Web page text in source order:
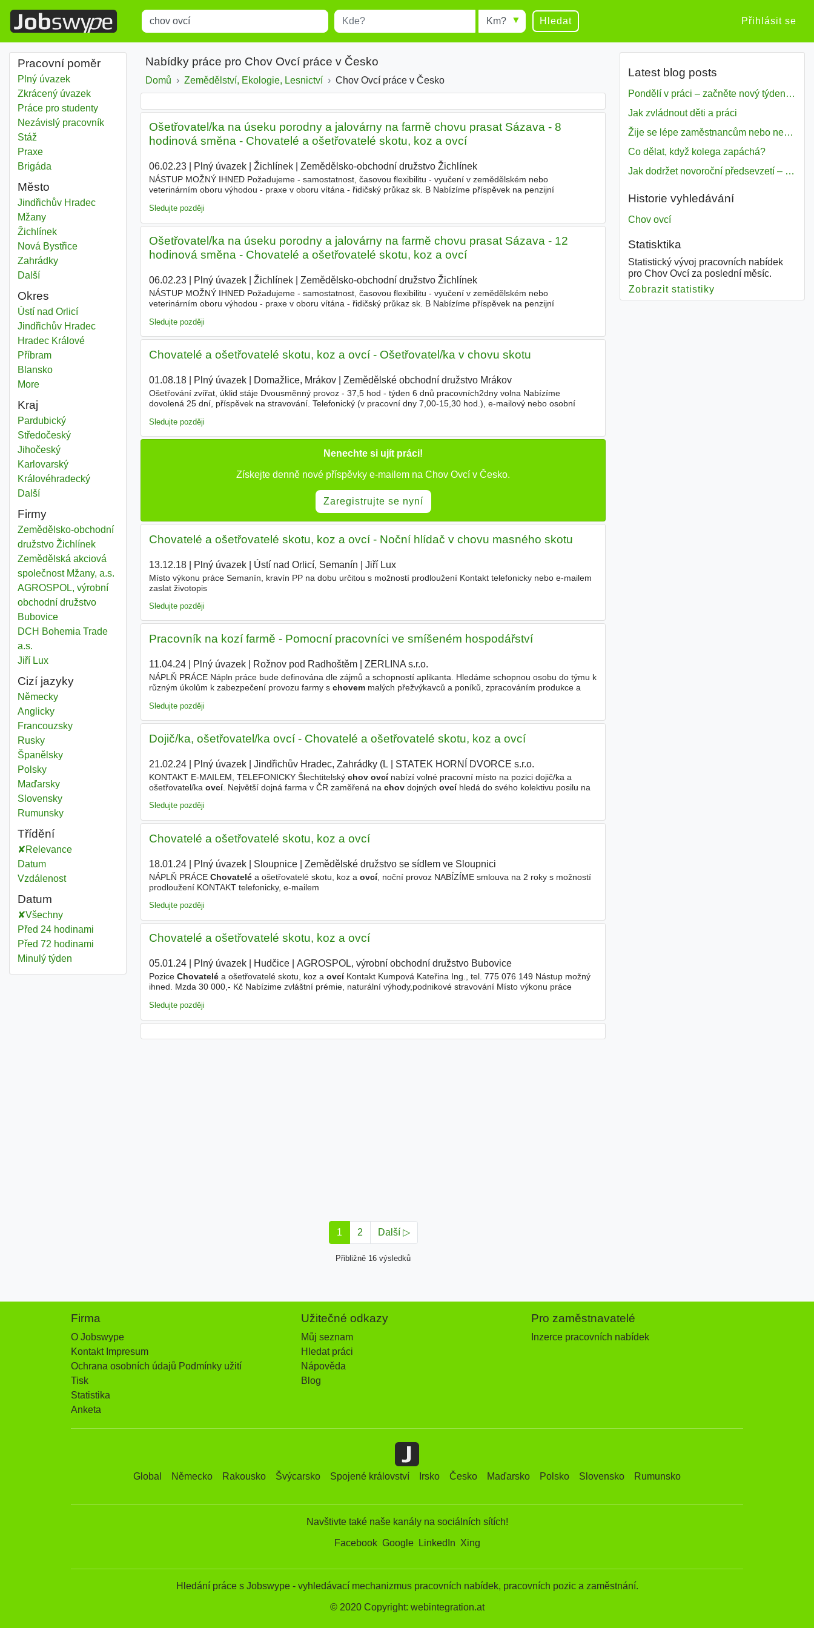
Title Místo
results.
Radius Hledat Přihlásit se
Pracovní poměr
Plný úvazek
Zkrácený úvazek
Práce pro studenty
Nezávislý pracovník
Stáž
Praxe
Brigáda
Město
Chov ovcí
Jindřichův Hradec
Chov ovcí
Mžany
Chov ovcí
Žichlínek
Chov ovcí
Nová Bystřice
Chov ovcí
Zahrádky
Dalšíměsta
Okres
Chov ovcí
Ústí nad OrlicíOkres
Chov ovcí
Jindřichův HradecOkres
Chov ovcí
Hradec KrálovéOkres
Chov ovcí
PříbramOkres
Chov ovcí
BlanskoOkres
Moredistricts
Kraj
Chov ovcí
PardubickýKraj
Chov ovcí
StředočeskýKraj
Chov ovcí
JihočeskýKraj
Chov ovcí
KarlovarskýKraj
Chov ovcí
KrálovéhradeckýKraj
Dalšíkraj
Firmy
Zemědělsko-obchodní
družstvo Žichlínek
Zemědělská akciová
společnost Mžany, a.s.
AGROSPOL, výrobní
obchodní družstvo
Bubovice
DCH Bohemia Trade
a.s.
Jiří Lux
Cizí jazyky
Německy
Anglicky
Francouzsky
Rusky
Španělsky
Polsky
Maďarsky
Slovensky
Rumunsky
Třídění
Relevance
Datum
Vzdálenost
Datum
Všechny
Před 24 hodinami
Před 72 hodinami
Minulý týden
Nabídky práce pro Chov Ovcí práce v Česko
Domů Zemědělství, Ekologie, Lesnictví Chov Ovcí práce v Česko
Ošetřovatel/ka na úseku porodny a jalovárny na farmě chovu prasat Sázava - 8
hodinová směna - Chovatelé a ošetřovatelé skotu, koz a ovcí
06.02.23| Plný úvazek| Žichlínek| Zemědělsko-obchodní družstvo Žichlínek|
NÁSTUP MOŽNÝ IHNED Požadujeme - samostatnost, časovou flexibilitu - vyučení v zemědělském nebo
veterinárním oboru výhodou - praxe v oboru vítána - řidičský průkaz sk. B Nabízíme příspěvek na penzijní
Sledujte později
Ošetřovatel/ka na úseku porodny a jalovárny na farmě chovu prasat Sázava - 12
hodinová směna - Chovatelé a ošetřovatelé skotu, koz a ovcí
06.02.23| Plný úvazek| Žichlínek| Zemědělsko-obchodní družstvo Žichlínek|
NÁSTUP MOŽNÝ IHNED Požadujeme - samostatnost, časovou flexibilitu - vyučení v zemědělském nebo
veterinárním oboru výhodou - praxe v oboru vítána - řidičský průkaz sk. B Nabízíme příspěvek na penzijní
Sledujte později
Chovatelé a ošetřovatelé skotu, koz a ovcí - Ošetřovatel/ka v chovu skotu
01.08.18| Plný úvazek| Domažlice, Mrákov| Zemědělské obchodní družstvo Mrákov|
Ošetřování zvířat, úklid stáje Dvousměnný provoz - 37,5 hod - týden 6 dnů pracovních2dny volna Nabízíme
dovolená 25 dní, příspěvek na stravování. Telefonický (v pracovní dny 7,00-15,30 hod.), e-mailový nebo osobní
Sledujte později
Nenechte si ujít práci!
Získejte denně nové příspěvky e-mailem na Chov Ovcí v Česko.
Zaregistrujte se nyní
Chovatelé a ošetřovatelé skotu, koz a ovcí - Noční hlídač v chovu masného skotu
13.12.18| Plný úvazek| Ústí nad Orlicí, Semanín Jiří Lux|
Místo výkonu práce Semanín, kravín PP na dobu určitou s možností prodloužení Kontakt telefonicky nebo e-mailem
zaslat životopis
Sledujte později
Pracovník na kozí farmě - Pomocní pracovníci ve smíšeném hospodářství
11.04.24| Plný úvazek| Rožnov pod Radhoštěm| ZERLINA s.r.o.
NÁPLŇ PRÁCE Nápln práce bude definována dle zájmů a schopností aplikanta. Hledáme schopnou osobu do týmu k
různým úkolům k zabezpečení provozu farmy s chovemmalých přežvýkavců a poníků, zpracováním produkce a
Sledujte později
Dojič/ka, ošetřovatel/ka ovcí - Chovatelé a ošetřovatelé skotu, koz a ovcí
21.02.24| Plný úvazek| Jindřichův Hradec, Zahrádky (L STATEK HORNÍ DVORCE s.r.o.
KONTAKT E-MAILEM, TELEFONICKY Šlechtitelský chov ovcínabízí volné pracovní místo na pozici dojič/ka a
ošetřovatel/ka ovcí. Největší dojná farma v ČR zaměřená na chovdojných ovcíhledá do svého kolektivu posilu na
Sledujte později
Chovatelé a ošetřovatelé skotu, koz a ovcí
18.01.24| Plný úvazek| Sloupnice| Zemědělské družstvo se sídlem ve Sloupnici
NÁPLŇ PRÁCE Chovateléa ošetřovatelé skotu, koz a ovcí, noční provoz NABÍZÍME smlouva na 2 roky s možností
prodloužení KONTAKT telefonicky, e-mailem
Sledujte později
Chovatelé a ošetřovatelé skotu, koz a ovcí
05.01.24| Plný úvazek| Hudčice| AGROSPOL, výrobní obchodní družstvo Bubovice|
Pozice Chovateléa ošetřovatelé skotu, koz a ovcíKontakt Kumpová Kateřina Ing., tel. 775 076 149 Nástup možný
ihned. Mzda 30 000,- Kč Nabízime zvláštní prémie, naturální výhody,podnikové stravování Místo výkonu práce
Sledujte později
1 2 Další ▷
Přibližně 16 výsledků
Latest blog posts
Pondělí v práci – začněte nový týden s motivací
Jak zvládnout děti a práci
Žije se lépe zaměstnancům nebo nezavislým pracovníkům
Co dělat, když kolega zapáchá?
Jak dodržet novoroční předsevzetí – naše tipy pro dobrý začátek roku 2018
Historie vyhledávání
Chov ovcí
Statisktika
Statistický vývoj pracovních nabídek
pro Chov Ovcí za poslední měsíc.
Zobrazit statistiky
Firma
O Jobswype
Kontakt Impresum
Ochrana osobních údajů Podmínky užití
Tisk
Statistika
Anketa
Užitečné odkazy
Můj seznam
Hledat práci
Nápověda
Blog
Pro zaměstnavatelé
Inzerce pracovních nabídek
Global Německo Rakousko Švýcarsko Spojené království Irsko Česko Maďarsko Polsko Slovensko Rumunsko
Navštivte také naše kanály na sociálních sítích!
Facebook Google LinkedIn Xing
Hledání práce s Jobswype - vyhledávací mechanizmus pracovních nabídek, pracovních pozic a zaměstnání.
© 2020 Copyright: webintegration.at